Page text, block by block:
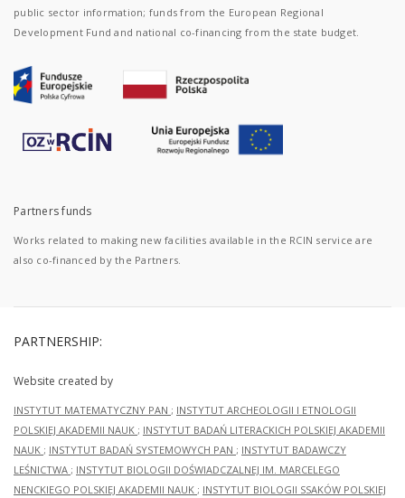
public sector information; funds from the European Regional
Development Fund and national co-financing from the state budget.
Partners funds
Works related to making new facilities available in the RCIN service are
also co-financed by the Partners.
PARTNERSHIP:
Website created by
INSTYTUT MATEMATYCZNY PAN ; INSTYTUT ARCHEOLOGII I ETNOLOGII
POLSKIEJ AKADEMII NAUK ; INSTYTUT BADAŃ LITERACKICH POLSKIEJ AKADEMII
NAUK ; INSTYTUT BADAŃ SYSTEMOWYCH PAN ; INSTYTUT BADAWCZY
LEŚNICTWA ; INSTYTUT BIOLOGII DOŚWIADCZALNEJ IM. MARCELEGO
NENCKIEGO POLSKIEJ AKADEMII NAUK ; INSTYTUT BIOLOGII SSAKÓW POLSKIEJ